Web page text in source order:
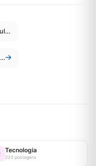
A lista de celulares que vão ficar sem WhatsApp esse ano
Como fazer sorteio no Instagram e qual o melhor aplicativo?
Tecnologia
233 postagens